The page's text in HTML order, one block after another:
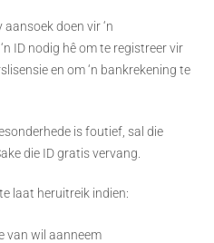
doen vir ‘n
ID nodig hê om te registreer vir
en om ‘n bankrekening te
is foutief, sal die
die ID gratis vervang.
laat heruitreik indien:
van wil aanneem